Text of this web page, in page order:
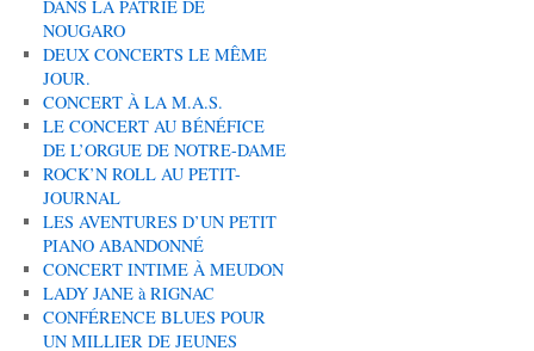
DANS LA PATRIE DE
NOUGARO
DEUX CONCERTS LE MÊME
JOUR.
CONCERT À LA M.A.S.
LE CONCERT AU BÉNÉFICE
DE L’ORGUE DE NOTRE-DAME
ROCK’N ROLL AU PETIT-
JOURNAL
LES AVENTURES D’UN PETIT
PIANO ABANDONNÉ
CONCERT INTIME À MEUDON
LADY JANE à RIGNAC
CONFÉRENCE BLUES POUR
UN MILLIER DE JEUNES